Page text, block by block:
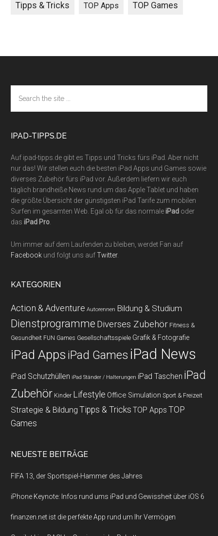
Tipps & Tricks TOP Apps TOP Games
Footer
the
site
IPAD-TIPPS.DE
Auf ipad-tipps.de gibt es Tipps und Tricks fürs iPad. Aber nicht
nur das! Wir stellen euch die besten iPad Apps und Games sowie
diverses Zubehör fürs iPad vor. Außerdem liefern wir euch
täglich brandheiße News rund um das Apple Tablet und haben
die größte Übersicht der günstigsten iPad Tarife zum mobilen
Surfen im gesamten Web. Egal ob für das normaleiPad oder
dasiPad Pro
Um immer auf dem Laufenden zu bleiben, werdet Fan auf
Facebook und folgt uns aufTwitter.
KATEGORIEN
Action & Adventure Autorennen Bildung & Studium
Dienstprogramme Diverses Zubehör Fitness &
Gesundheit FUN Games Gesellschaftsspiele Grafik & Fotografie
iPad Apps iPad Games iPad News
iPad Schutzhüllen iPad Ständer / Halterungen iPad Taschen iPad
Zubehör Kinder Lifestyle Office Simulation Sport & Freizeit
Strategie & Bildung Tipps & Tricks TOP Apps TOP
Games
NEUESTE BEITRÄGE
FIFA 13, der Sportspiel-Hammer des Jahres
iPhone Keynote: Infos rund ums iPad und Gewissheit über iOS 6
finanzen.net ist die perfekte App rund um Ihr Vermögen